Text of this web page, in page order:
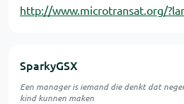
http://www.microtransat.org/
SparkyGSX
Een manager is iemand die denkt dat
kind kunnen maken